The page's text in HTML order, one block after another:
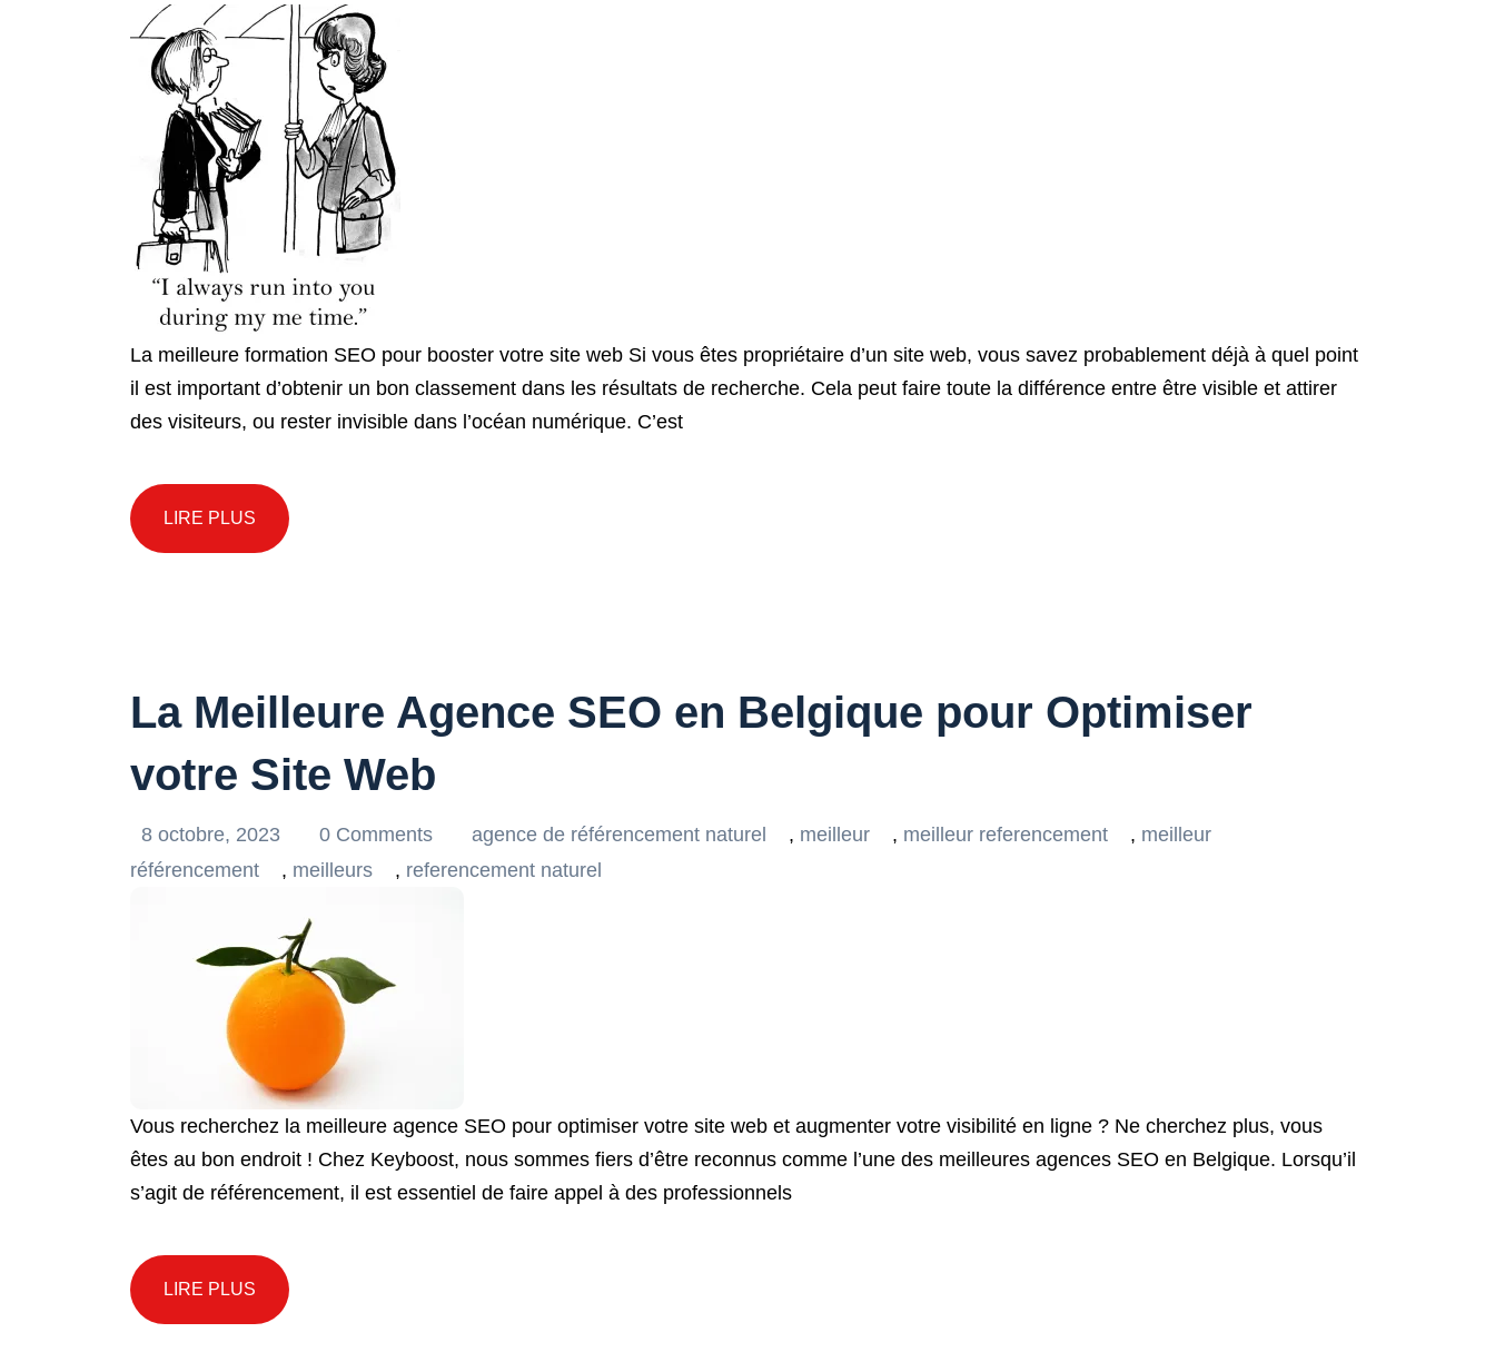
La meilleure formation SEO pour booster votre site web Si vous êtes propriétaire d’un site web, vous savez probablement déjà à quel point
il est important d’obtenir un bon classement dans les résultats de recherche. Cela peut faire toute la différence entre être visible et attirer
des visiteurs, ou rester invisible dans l’océan numérique. C’est
LIRE PLUS
La Meilleure Agence SEO en Belgique pour Optimiser
votre Site Web
8 octobre, 2023 0 Comments agence de référencement naturel , meilleur , meilleur referencement , meilleur
référencement
, meilleurs , referencement naturel
Vous recherchez la meilleure agence SEO pour optimiser votre site web et augmenter votre visibilité en ligne ? Ne cherchez plus, vous
êtes au bon endroit ! Chez Keyboost, nous sommes fiers d’être reconnus comme l’une des meilleures agences SEO en Belgique. Lorsqu’il
s’agit de référencement, il est essentiel de faire appel à des professionnels
LIRE PLUS